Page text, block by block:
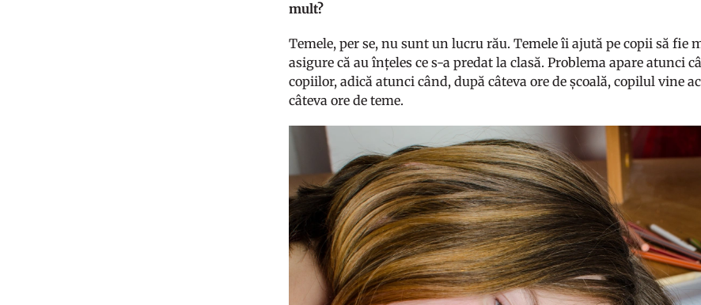
mult?
Temele, per se, nu sunt un lucru rău. Temele îi ajută pe copii să fie
asigure că au înțeles ce s-a predat la clasă. Problema apare atunci
copiilor, adică atunci când, după câteva ore de școală, copilul vine
câteva ore de teme.